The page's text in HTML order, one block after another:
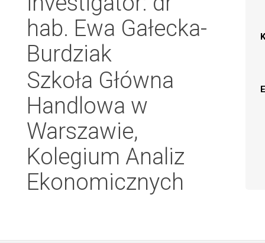
hab. Ewa Gałecka-
Burdziak
Szkoła Główna
Handlowa w
Warszawie,
Kolegium Analiz
Ekonomicznych